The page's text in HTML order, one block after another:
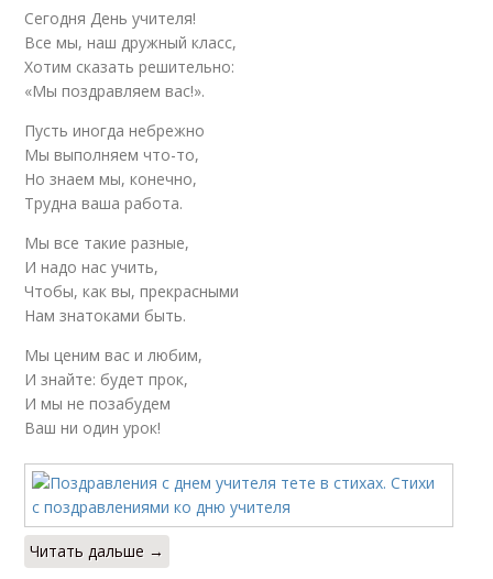
Сегодня День учителя!
Все мы, наш дружный класс,
Хотим сказать решительно:
«Мы поздравляем вас!».
Пусть иногда небрежно
Мы выполняем что-то,
Но знаем мы, конечно,
Трудна ваша работа.
Мы все такие разные,
И надо нас учить,
Чтобы, как вы, прекрасными
Нам знатоками быть.
Мы ценим вас и любим,
И знайте: будет прок,
И мы не позабудем
Ваш ни один урок!
Читать дальше →